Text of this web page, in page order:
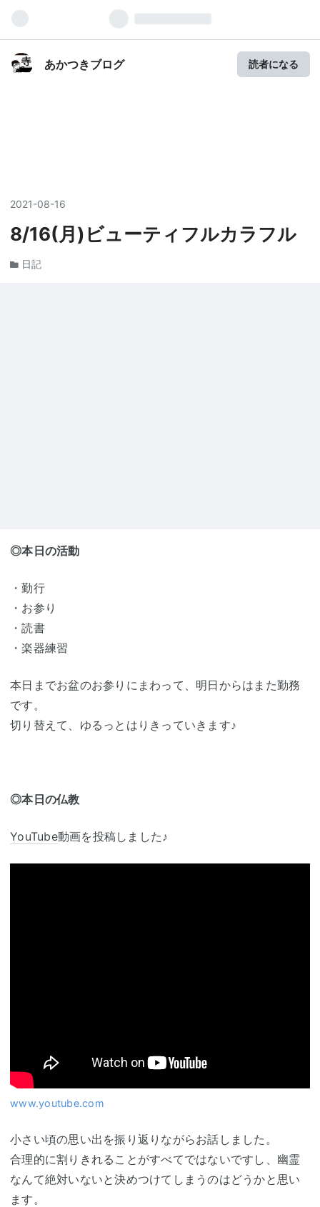
あかつきブログ 読者になる
2021-08-16
8/16(月)ビューティフルカラフル
日記
◎本日の活動
・勤行
・お参り
・読書
・楽器練習
本日までお盆のお参りにまわって、明日からはまた勤務
です。
切り替えて、ゆるっとはりきっていきます♪
◎本日の仏教
YouTube動画を投稿しました♪
www.youtube.com
小さい頃の思い出を振り返りながらお話しました。
合理的に割りきれることがすべてではないですし、幽霊
なんて絶対いないと決めつけてしまうのはどうかと思い
ます。